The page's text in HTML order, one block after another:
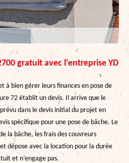
gratuit avec l’entreprise YD
à bien gérer leurs finances en pose de
72 établit un devis. Il arrive que le
dans le devis initial du projet en
spécifique pour une pose de bâche. Le
la bâche, les frais des couvreurs
dépose avec la location pour la durée
et n’engage pas.